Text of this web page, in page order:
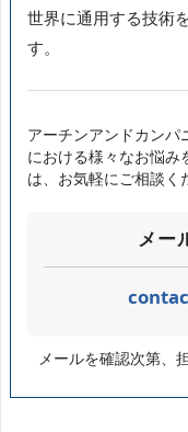
世界に通用する技術
す。
アーチンアンドカンパ
における様々なお悩み
は、お気軽にご相談く
メー
メールを確認次第、